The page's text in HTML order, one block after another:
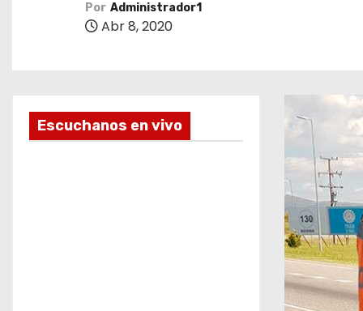
Por Administrador1
Abr 8, 2020
Escuchanos en vivo